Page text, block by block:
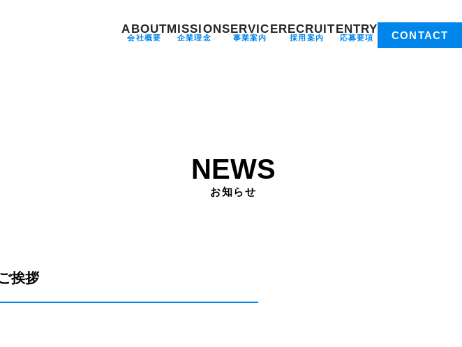
ABOUT
会社概要
MISSION
企業理念
SERVICE
事業案内
RECRUIT
採用案内
ENTRY
応募要項 CONTACT
NEWS
お知らせ
挨拶